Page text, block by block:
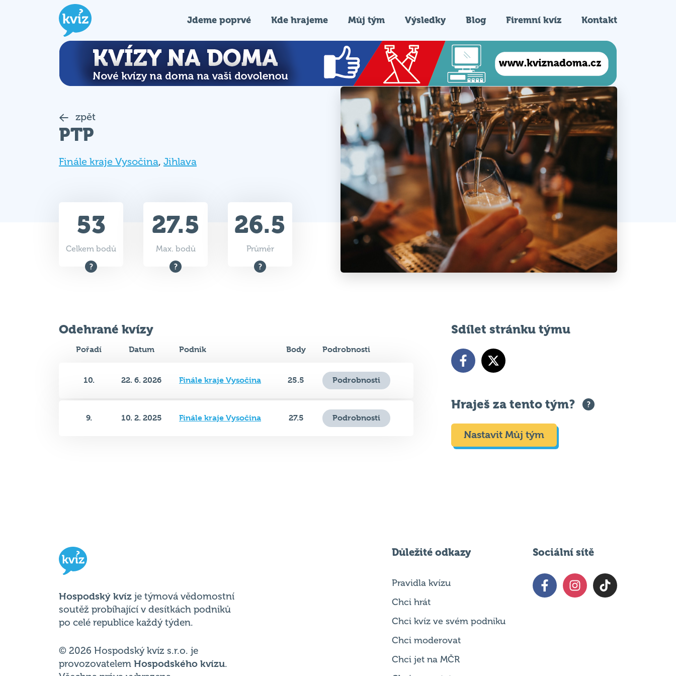
Jdeme poprvé Kde hrajeme Můj tým Výsledky Blog Firemní kvíz Kontakt
zpět
PTP
Finále kraje Vysočina, Jihlava
53
Celkem bodů
27.5
Max. bodů
26.5
Průměr
Odehrané kvízy
Pořadí Datum Podnik Body Podrobnosti
10. 22. 6. 2026 Finále kraje Vysočina 25.5 Podrobnosti
9. 10. 2. 2025 Finále kraje Vysočina 27.5 Podrobnosti
Sdílet stránku týmu
Hraješ za tento tým?
Nastavit Můj tým
Hospodský kvíz je týmová vědomostní
soutěž probíhající v desítkách podniků
po celé republice každý týden.
© 2026 Hospodský kvíz s.r.o. je
provozovatelem Hospodského kvízu.
Důležité odkazy
Pravidla kvízu
Chci hrát
Chci kvíz ve svém podniku
Chci moderovat
Chci jet na MČR
Sociální sítě